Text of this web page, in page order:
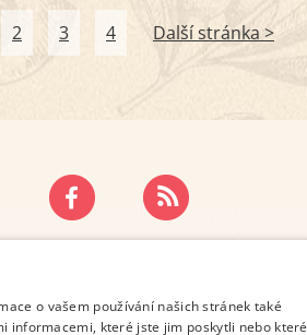
2 3 4 Další stránka >
OSOBNÍCH ÚDAJŮ
o vašem používání našich stránek také
informacemi, které jste jim poskytli nebo které